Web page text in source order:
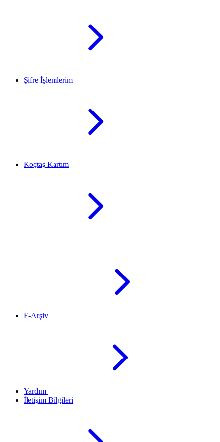
Şifre İşlemlerim
Koçtaş Kartım
E-Arşiv
Yardım
İletişim Bilgileri